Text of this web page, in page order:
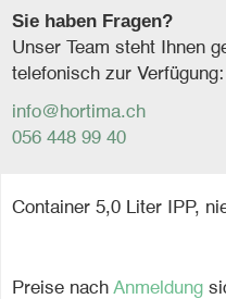
Sie haben Fragen?
Unser Team steht Ihnen
telefonisch zur Verfügung:
info@hortima.ch
056 448 99 40
Container 5,0 Liter IPP,
Preise nach Anmeldung